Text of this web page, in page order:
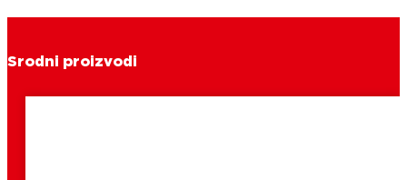
Srodni proizvodi